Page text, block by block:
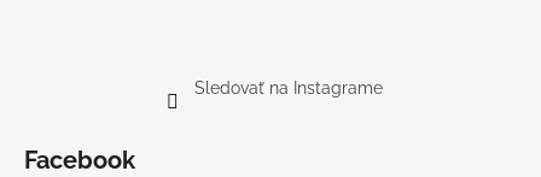
Sledovať na Instagrame
Facebook